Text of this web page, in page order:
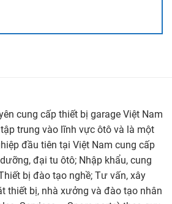
trội hơn,
được ứng dụng đa dạng trong các vị
cao lên đến 560daN. Đặc biệt
vết hàn cực kỳ bền chắc. Đảm
nhà máy bấm.
cung cấp thiết bị garage Việt Nam
trung vào lĩnh vực ôtô và là một
đầu tiên tại Việt Nam cung cấp
đại tu ôtô; Nhập khẩu, cung
bị đào tạo nghề; Tư vấn, xây
thiết bị, nhà xưởng và đào tạo nhân